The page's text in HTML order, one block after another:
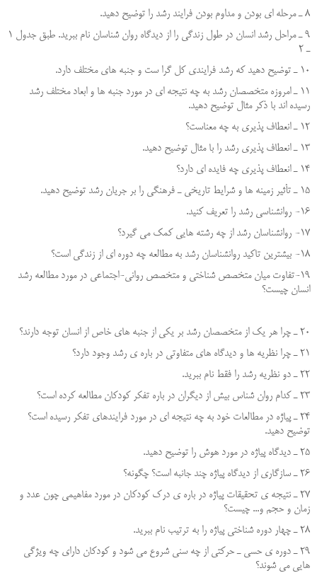
8 ـ مرحله اي بودن و مداوم بودن فرايند رشد را توضيح دهيد.
9 ـ مراحل رشد انسان در طول زندگي را از ديدگاه روان شناسان نام ببريد. طبق جدول 1
ـ 2
10 ـ توضيح دهيد كه رشد فرايندي كل گرا ست و جنبه هاي مختلف دارد.
11 ـ امروزه متخصصان رشد به چه نتيجه اي در مورد جنبه ها و ابعاد مختلف رشد
رسيده اند با ذكر مثال توضيح دهيد.
12 ـ انعطاف پذيري به چه معناست؟
13 ـ انعطاف پذيري رشد را با مثال توضيح دهيد.
14 ـ انعطاف پذيري چه فايده اي دارد؟
15 ـ تأثير زمينه ها و شرايط تاريخي ـ فرهنگي را بر جريان رشد توضيح دهيد.
16- روانشناسی رشد را تعریف کنید.
17- روانشناسان رشد از چه رشته هایی کمک می گیرد؟
18- بیشترین تاکید روانشناسان رشد به مطالعه چه دوره ای از زندگی است؟
19-تفاوت میان متخصص شناختی و متخصص روانی-اجتماعی در مورد مطالعه رشد
انسان چیست؟
20 ـ چرا هر يك از متخصصان رشد بر يكي از جنبه هاي خاص از انسان توجه دارند؟
21 ـ چرا نظريه ها و ديدگاه هاي متفاوتي در باره ي رشد وجود دارد؟
22 ـ دو نظريه رشد را فقط نام ببريد.
23 ـ كدام روان شناس بيش از ديگران در باره تفكر كودكان مطالعه كرده است؟
24 ـ پياژه در مطالعات خود به چه نتيجه اي در مورد فرايندهاي تفكر رسيده است؟
توضيح دهيد.
25 ـ ديدگاه پياژه در مورد هوش را توضيح دهيد.
26 ـ سازگاري از ديدگاه پياژه چند جانبه است؟ چگونه؟
27 ـ نتيجه ي تحقيقات پياژه در باره ي درك كودكان در مورد مفاهيمي چون عدد و
زمان و حجم و... چيست؟
28 ـ چهار دوره شناختي پياژه را به ترتيب نام ببريد.
29 ـ دوره ي حسي ـ حركتي از چه سني شروع مي شود و كودكان داراي چه ويژگي
هايي مي شوند؟